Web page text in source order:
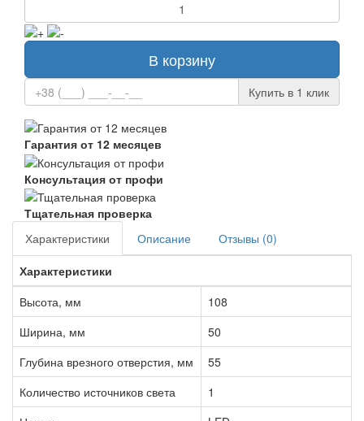
В корзину
Купить в 1 клик
Гарантия от 12 месяцев
Консультация от профи
Тщательная проверка
Характеристики
Описание
Отзывы (0)
Характеристики
Высота, мм
108
Ширина, мм
50
Глубина врезного отверстия, мм
55
Количество источников света
1